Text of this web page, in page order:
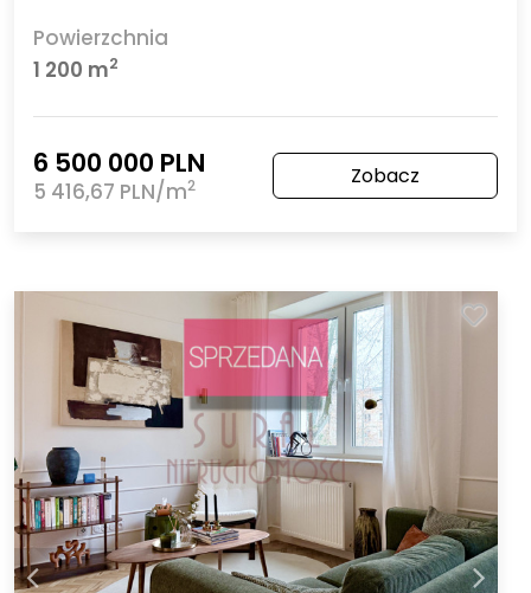
Powierzchnia
1 200 m2
6 500 000 PLN
5 416,67 PLN/m2 Zobacz